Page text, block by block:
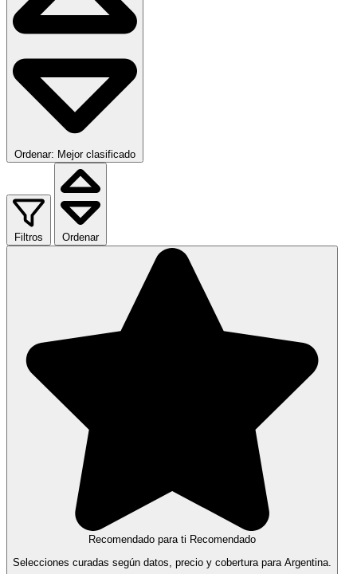
Ordenar: Mejor clasificado
Filtros Ordenar
Recomendado para ti Recomendado
Selecciones curadas según datos, precio y cobertura para Argentina.